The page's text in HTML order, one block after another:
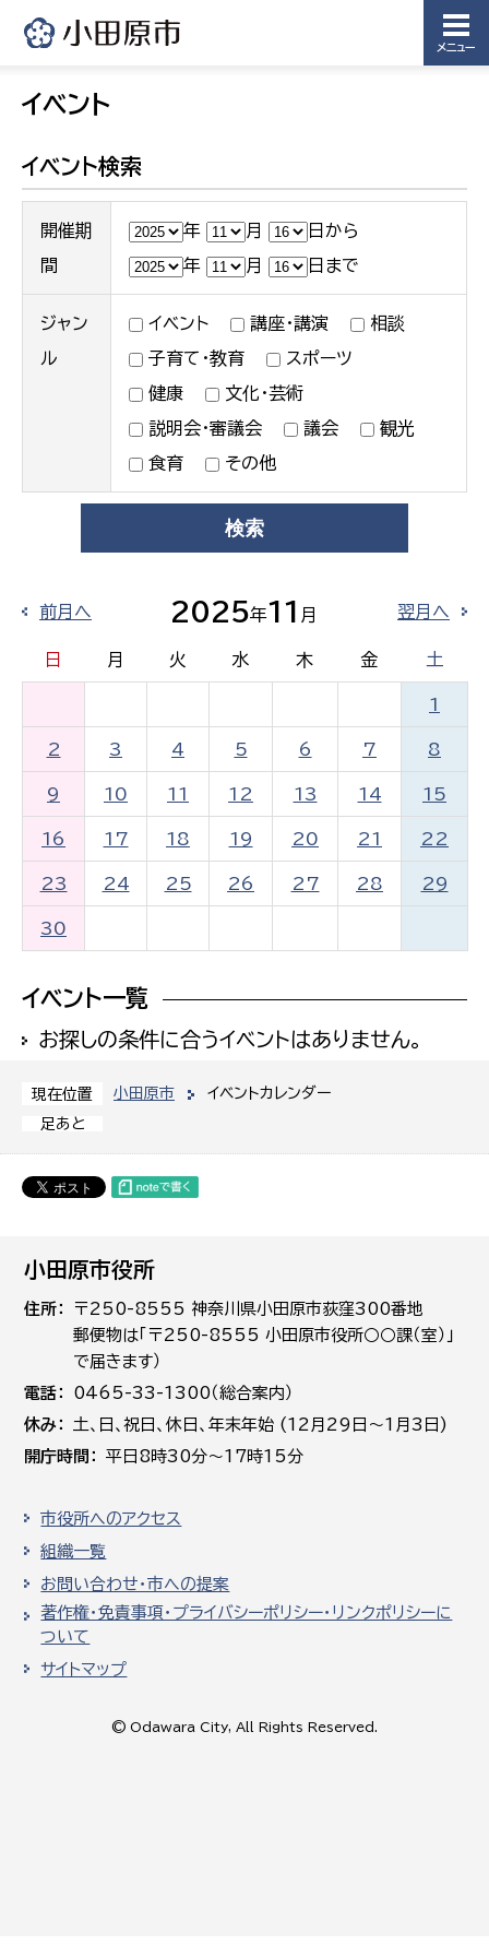
メニュー
農業委
員会事
農業委員
議会局
現在位置 小田原市
イベントカレンダー
足あと
イベント
イベント検索
開催期
間
年 月
日から
年
月 日まで
ジャン
ル
イベント 講座・講演
相談
子育て・教育
スポーツ
健康
文化・芸術
説明会・審議会
議会
観光
食育
その他
前月へ 2025年11 月 翌月へ
日 月 火 水 木 金 土
1
2 3 4 5 6 7 8
9 10 11 12 13 14 15
16 17 18 19 20 21 22
23 24 25 26 27 28 29
30
イベント一覧
お探しの条件に合うイベントはありません。
小田原市役所
住所
〒250-8555 神奈川県小田原市荻窪300番地
郵便物は「〒250-8555 小田原市役所○○課（室）」
で届きます）
電話
0465-33-1300（総合案内）
休み
土､日､祝日、休日、年末年始 (12月29日～1月3日)
開庁時間
平日8時30分～17時15分
市役所へのアクセス
組織一覧
お問い合わせ・市への提案
著作権・免責事項・プライバシーポリシー・リンクポリシーに
ついて
サイトマップ
© Odawara City, All Rights Reserved.